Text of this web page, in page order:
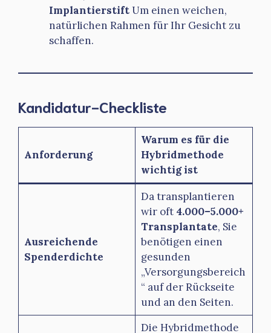
ImplantierstiftUm einen weichen,
natürlichen Rahmen für Ihr Gesicht zu
schaffen.
Kandidatur-Checkliste
Anforderung
Warum es für die
Hybridmethode
wichtig ist
Ausreichende
Spenderdichte
Da transplantieren
wir oft 4.000–5.000+
Transplantate, Sie
benötigen einen
gesunden
„Versorgungsbereich
“ auf der Rückseite
und an den Seiten.
Die Hybridmethode